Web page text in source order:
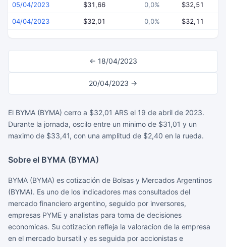
05/04/2023 $31,66 0,0% $32,51
04/04/2023 $32,01 0,0% $32,11
← 18/04/2023
20/04/2023 →
El BYMA (BYMA) cerro a $32,01 ARS el 19 de abril de 2023.
Durante la jornada, oscilo entre un minimo de $31,01 y un
maximo de $33,41, con una amplitud de $2,40 en la rueda.
Sobre el BYMA (BYMA)
BYMA (BYMA) es cotización de Bolsas y Mercados Argentinos
(BYMA). Es uno de los indicadores mas consultados del
mercado financiero argentino, seguido por inversores,
empresas PYME y analistas para toma de decisiones
economicas. Su cotizacion refleja la valoracion de la empresa
en el mercado bursatil y es seguida por accionistas e